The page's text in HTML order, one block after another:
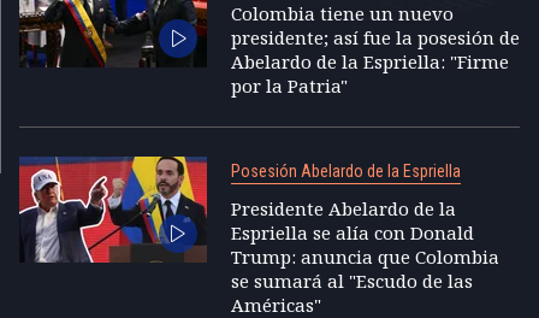
Colombia tiene un nuevo
presidente; así fue la posesión de
Abelardo de la Espriella: "Firme
por la Patria"
Posesión Abelardo de la Espriella
Presidente Abelardo de la
Espriella se alía con Donald
Trump: anuncia que Colombia
se sumará al "Escudo de las
Américas"